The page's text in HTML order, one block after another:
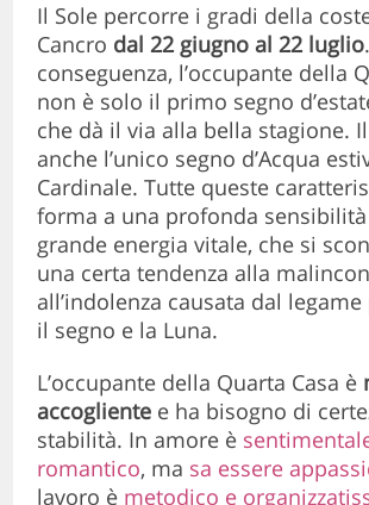
Il Sole percorre i gradi della
Cancro dal 22 giugno al 22 luglio
conseguenza, l’occupante della
non è solo il primo segno
che dà il via alla bella stagione.
anche l’unico segno d’Acqua
Cardinale. Tutte queste
forma a una profonda
grande energia vitale, che si
una certa tendenza alla
all’indolenza causata dal
il segno e la Luna.
L’occupante della Quarta Casa è
accogliente e ha bisogno di
stabilità. In amore è
romantico, ma sa essere
lavoro è metodico e